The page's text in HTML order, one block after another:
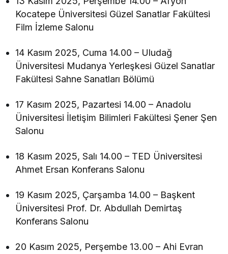
Kocatepe Üniversitesi Güzel Sanatlar Fakültesi
Film İzleme Salonu
14 Kasım 2025, Cuma 14.00 – Uludağ
Üniversitesi Mudanya Yerleşkesi Güzel Sanatlar
Fakültesi Sahne Sanatları Bölümü
17 Kasım 2025, Pazartesi 14.00 – Anadolu
Üniversitesi İletişim Bilimleri Fakültesi Şener Şen
Salonu
18 Kasım 2025, Salı 14.00 – TED Üniversitesi
Ahmet Ersan Konferans Salonu
19 Kasım 2025, Çarşamba 14.00 – Başkent
Üniversitesi Prof. Dr. Abdullah Demirtaş
Konferans Salonu
20 Kasım 2025, Perşembe 13.00 – Ahi Evran